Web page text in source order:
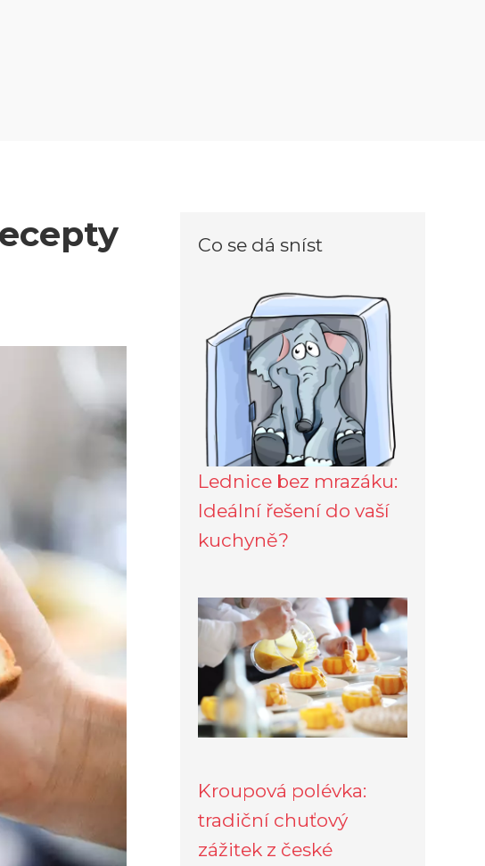
Co se dá sníst
Lednice bez mrazáku:
Ideální řešení do vaší
kuchyně?
Kroupová polévka:
tradiční chuťový
zážitek z české